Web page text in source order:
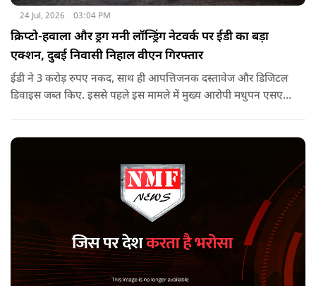
24 Jul, 2026 03:04 PM
क्रिप्टो-हवाला और ड्रग मनी लॉन्ड्रिंग नेटवर्क पर ईडी का बड़ा
एक्शन, दुबई निवासी निहाल वीएन गिरफ्तार
ईडी ने 3 करोड़ रुपए नकद, साथ ही आपत्तिजनक दस्तावेज और डिजिटल
डिवाइस जब्त किए. इससे पहले इस मामले में मुख्य आरोपी मधुपन एसएस